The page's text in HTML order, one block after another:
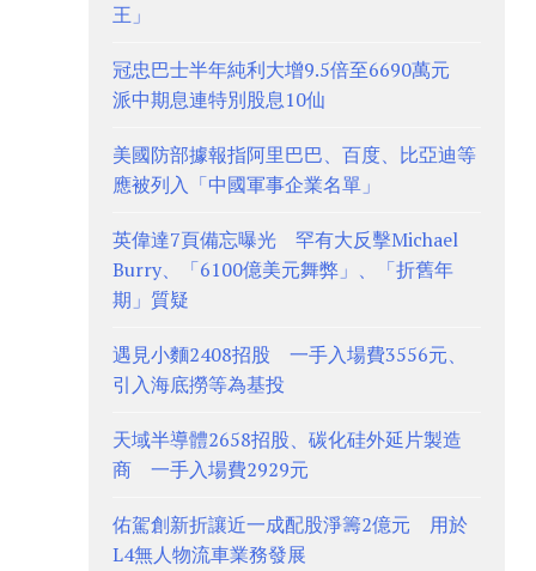
王」
冠忠巴士半年純利大增9.5倍至6690萬元
派中期息連特別股息10仙
美國防部據報指阿里巴巴、百度、比亞迪等
應被列入「中國軍事企業名單」
英偉達7頁備忘曝光 罕有大反擊Michael
Burry、「6100億美元舞弊」、「折舊年
期」質疑
遇見小麵2408招股 一手入場費3556元、
引入海底撈等為基投
天域半導體2658招股、碳化硅外延片製造
商 一手入場費2929元
佑駕創新折讓近一成配股淨籌2億元 用於
L4無人物流車業務發展